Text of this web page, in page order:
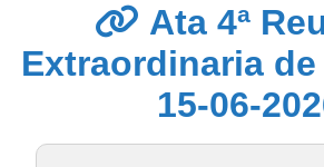
Ata 4ª
Extraordinaria
15-06-